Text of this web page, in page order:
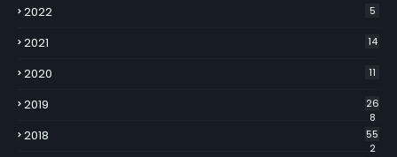
2022 5
2021 14
2020 11
2019
26
8
2018
55
2